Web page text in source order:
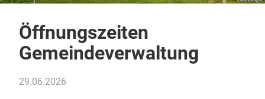
Öffnungszeiten
Gemeindeverwaltung
29.06.2026